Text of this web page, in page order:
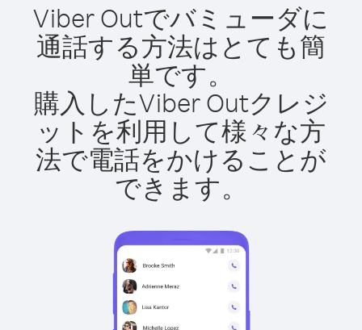
Viber Outでバミューダに
通話する方法はとても簡
単です。
購入したViber Outクレジ
ットを利用して様々な方
法で電話をかけることが
できます。